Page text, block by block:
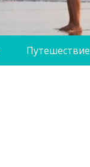
Путешествие